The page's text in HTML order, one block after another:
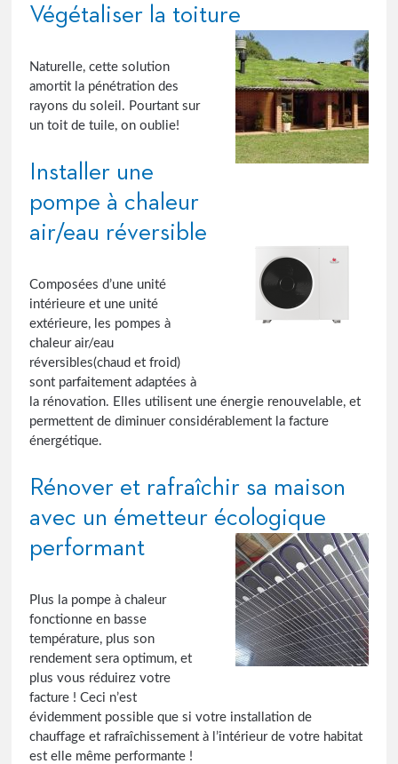
Végétaliser la toiture
Naturelle, cette solution
amortit la pénétration des
rayons du soleil. Pourtant sur
un toit de tuile, on oublie!
Installer une
pompe à chaleur
air/eau réversible
Composées d’une unité
intérieure et une unité
extérieure, les pompes à
chaleur air/eau
réversibles(chaud et froid)
sont parfaitement adaptées à
la rénovation. Elles utilisent une énergie renouvelable, et
permettent de diminuer considérablement la facture
énergétique.
Rénover et rafraîchir sa maison
avec un émetteur écologique
performant
Plus la pompe à chaleur
fonctionne en basse
température, plus son
rendement sera optimum, et
plus vous réduirez votre
facture ! Ceci n’est
évidemment possible que si votre installation de
chauffage et rafraîchissement à l’intérieur de votre habitat
est elle même performante !